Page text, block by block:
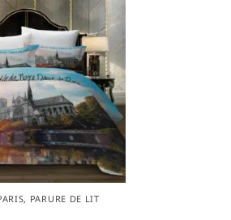
, PARURE DE LIT